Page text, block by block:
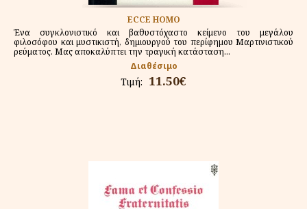
ECCE HOMO
Ένα συγκλονιστικό και βαθυστόχαστο κείμενο του μεγάλου
φιλοσόφου και μυστικιστή, δημιουργού του περίφημου Μαρτινιστικού
ρεύματος. Μας αποκαλύπτει την τραγική κατάσταση...
Διαθέσιμο
Τιμή: 11.50€